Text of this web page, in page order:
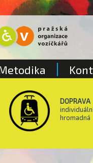
DOPRAVA
hromadná